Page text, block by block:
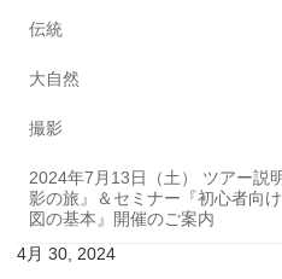
伝統
大自然
撮影
2024年7月13日（土） ツアー説
影の旅』＆セミナー『初心者向
図の基本』開催のご案内
4月 30, 2024